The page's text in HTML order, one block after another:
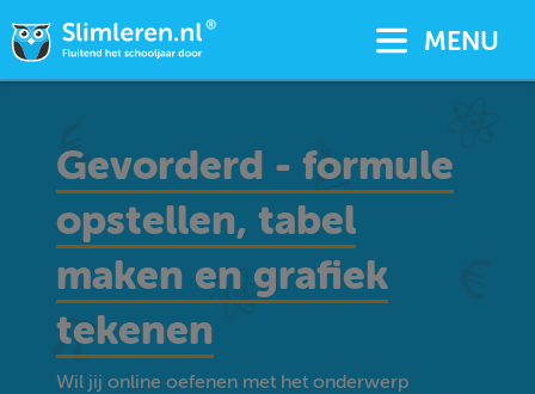
MENU
Gevorderd - formule
opstellen, tabel
maken en grafiek
tekenen
Wil jij online oefenen met het onderwerp